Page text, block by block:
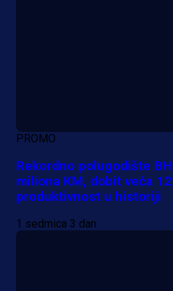
PROMO
Rekordno polugodište
miliona KM, dobit veća
produktivnost u historiji
1 sedmica 3 dan